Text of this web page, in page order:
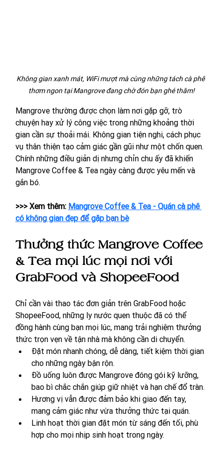
Không gian xanh mát, WiFi mượt mà cùng những tách cà phê
thơm ngon tại Mangrove đang chờ đón bạn ghé thăm!
Mangrove thường được chọn làm nơi gặp gỡ, trò
chuyện hay xử lý công việc trong những khoảng thời
gian cần sự thoải mái. Không gian tiện nghi, cách phục
vụ thân thiện tạo cảm giác gần gũi như một chốn quen.
Chính những điều giản dị nhưng chỉn chu ấy đã khiến
Mangrove Coffee & Tea ngày càng được yêu mến và
gắn bó.
>>> Xem thêm: Mangrove Coffee & Tea - Quán cà phê
có không gian đẹp để gặp bạn bè
Thưởng thức Mangrove Coffee
& Tea mọi lúc mọi nơi với
GrabFood và ShopeeFood
Chỉ cần vài thao tác đơn giản trên GrabFood hoặc
ShopeeFood, những ly nước quen thuộc đã có thể
đồng hành cùng bạn mọi lúc, mang trải nghiệm thưởng
thức trọn vẹn về tận nhà mà không cần di chuyển.
Đặt món nhanh chóng, dễ dàng, tiết kiệm thời gian
cho những ngày bận rộn.
Đồ uống luôn được Mangrove đóng gói kỹ lưỡng,
bao bì chắc chắn giúp giữ nhiệt và hạn chế đổ tràn.
Hương vị vẫn được đảm bảo khi giao đến tay,
mang cảm giác như vừa thưởng thức tại quán.
Linh hoạt thời gian đặt món từ sáng đến tối, phù
hợp cho mọi nhịp sinh hoạt trong ngày.